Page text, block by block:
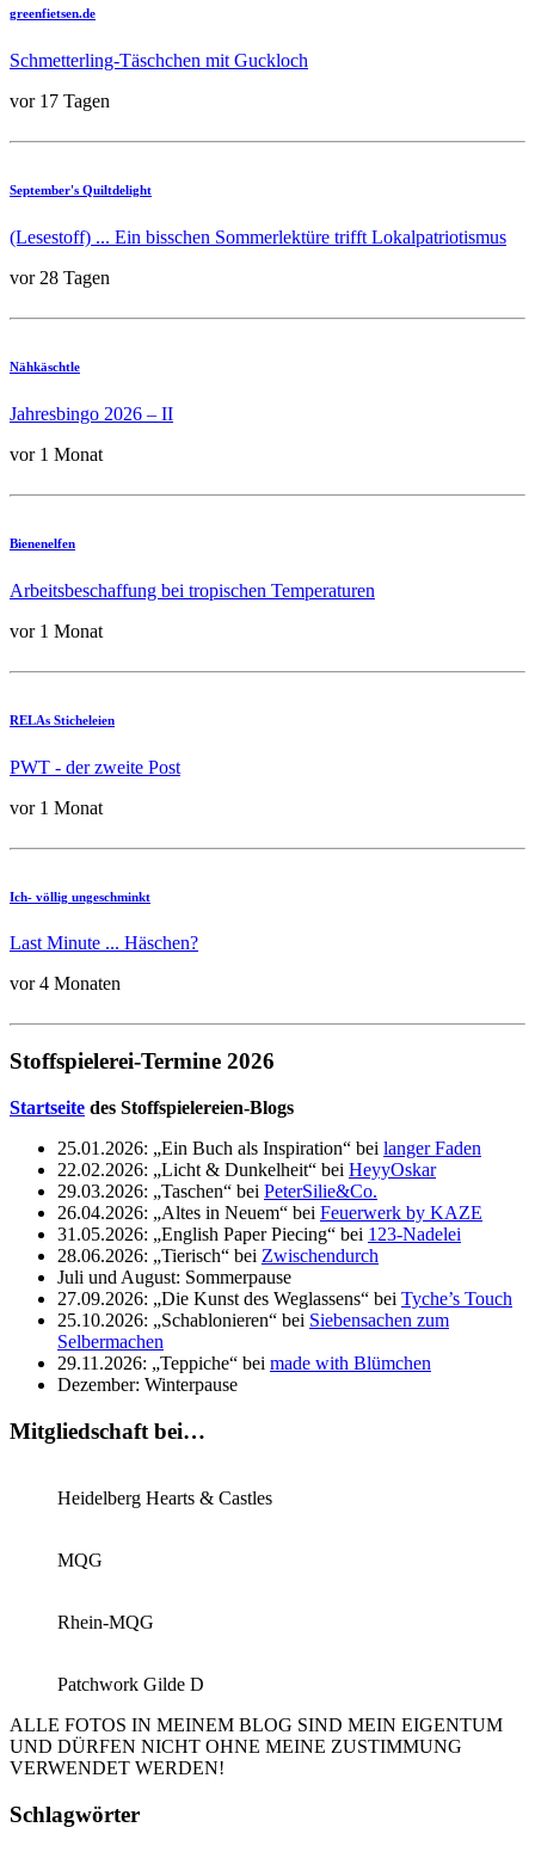
greenfietsen.de
Schmetterling-Täschchen mit Guckloch
vor 17 Tagen
September's Quiltdelight
(Lesestoff) ... Ein bisschen Sommerlektüre trifft Lokalpatriotismus
vor 28 Tagen
Nähkäschtle
Jahresbingo 2026 – II
vor 1 Monat
Bienenelfen
Arbeitsbeschaffung bei tropischen Temperaturen
vor 1 Monat
RELAs Sticheleien
PWT - der zweite Post
vor 1 Monat
Ich- völlig ungeschminkt
Last Minute ... Häschen?
vor 4 Monaten
Stoffspielerei-Termine 2026
Startseite des Stoffspielereien-Blogs
25.01.2026: „Ein Buch als Inspiration“ bei langer Faden
22.02.2026: „Licht & Dunkelheit“ bei HeyyOskar
29.03.2026: „Taschen“ bei PeterSilie&Co.
26.04.2026: „Altes in Neuem“ bei Feuerwerk by KAZE
31.05.2026: „English Paper Piecing“ bei 123-Nadelei
28.06.2026: „Tierisch“ bei Zwischendurch
Juli und August: Sommerpause
27.09.2026: „Die Kunst des Weglassens“ bei Tyche’s Touch
25.10.2026: „Schablonieren“ bei Siebensachen zum
Selbermachen
29.11.2026: „Teppiche“ bei made with Blümchen
Dezember: Winterpause
Mitgliedschaft bei…
Heidelberg Hearts & Castles
MQG
Rhein-MQG
Patchwork Gilde D
ALLE FOTOS IN MEINEM BLOG SIND MEIN EIGENTUM
UND DÜRFEN NICHT OHNE MEINE ZUSTIMMUNG
VERWENDET WERDEN!
Schlagwörter